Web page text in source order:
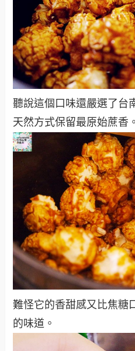
聽說這個口味還嚴選了台
天然方式保留最原始蔗香。
難怪它的香甜感又比焦糖
的味道。